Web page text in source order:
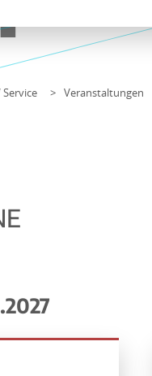
Veranstaltungen